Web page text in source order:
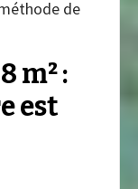
de
m² :
est